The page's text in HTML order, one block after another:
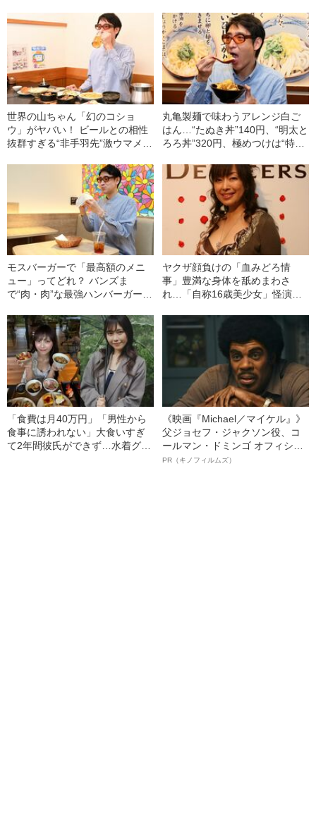
世界の山ちゃん「幻のコショ
ウ」がヤバい！ ビールとの相性
抜群すぎる“非手羽先”激ウマメニ
丸亀製麺で味わうアレンジ白ご
はん…“たぬき丼”140円、“明太と
ろろ丼”320円、極めつけは“特製
モスバーガーで「最高額のメニ
ュー」ってどれ？ バンズま
で“肉・肉”な最強ハンバーガーを
足！》
ヤクザ顔負けの「血みどろ情
事」豊満な身体を舐めまわさ
れ…「自称16歳美少女」怪演
ぎる“熟れ方”
「食費は月40万円」「男性から
食事に誘われない」大食いすぎ
て2年間彼氏ができず…水着グラ
《映画『Michael／マイケル』》
父ジョセフ・ジャクソン役、コ
ールマン・ドミンゴ オフィシャ
ルインタビュー“観客を魅了した
PR（キノフィルムズ）